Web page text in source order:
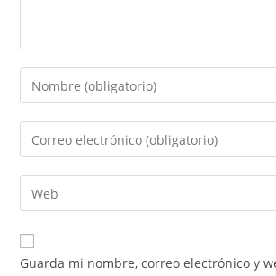
Introduce
tu
nombre
de
usuario
para
comentar
Introduce
tu
dirección
de
electrónico
para
Introduce
la
URL
de
Guarda mi nombre, correo electrónico y